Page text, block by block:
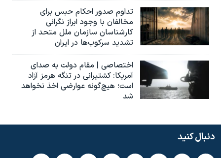
تداوم صدور احکام حبس برای
مخالفان با وجود ابراز نگرانی
کارشناسان سازمان ملل متحد از
تشدید سرکوب‌ها در ایران
اختصاصی | مقام دولت به صدای
آمریکا: کشتیرانی در تنگه هرمز آزاد
است؛ هیچ‌گونه عوارضی اخذ نخواهد
شد
دنبال کنید